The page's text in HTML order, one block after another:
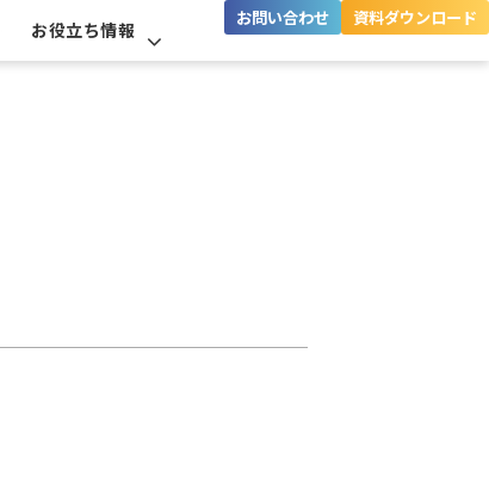
お役立ち情報
お問い合わせ 資料ダウンロード